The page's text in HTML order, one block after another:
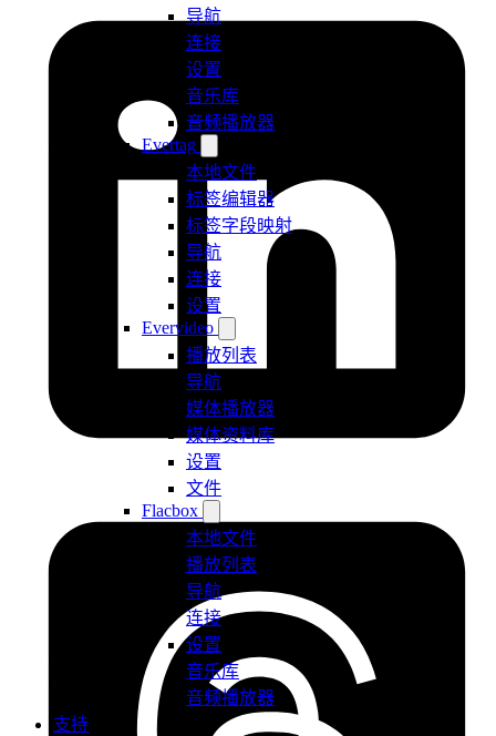
导航
连接
设置
音乐库
音频播放器
Evertag
本地文件
标签编辑器
标签字段映射
导航
连接
设置
Evervideo
播放列表
导航
媒体播放器
媒体资料库
设置
文件
Flacbox
本地文件
播放列表
导航
连接
设置
音乐库
音频播放器
支持